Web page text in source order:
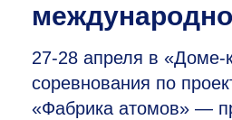
27-28 апреля в
соревнования по
«Фабрика атомов» —